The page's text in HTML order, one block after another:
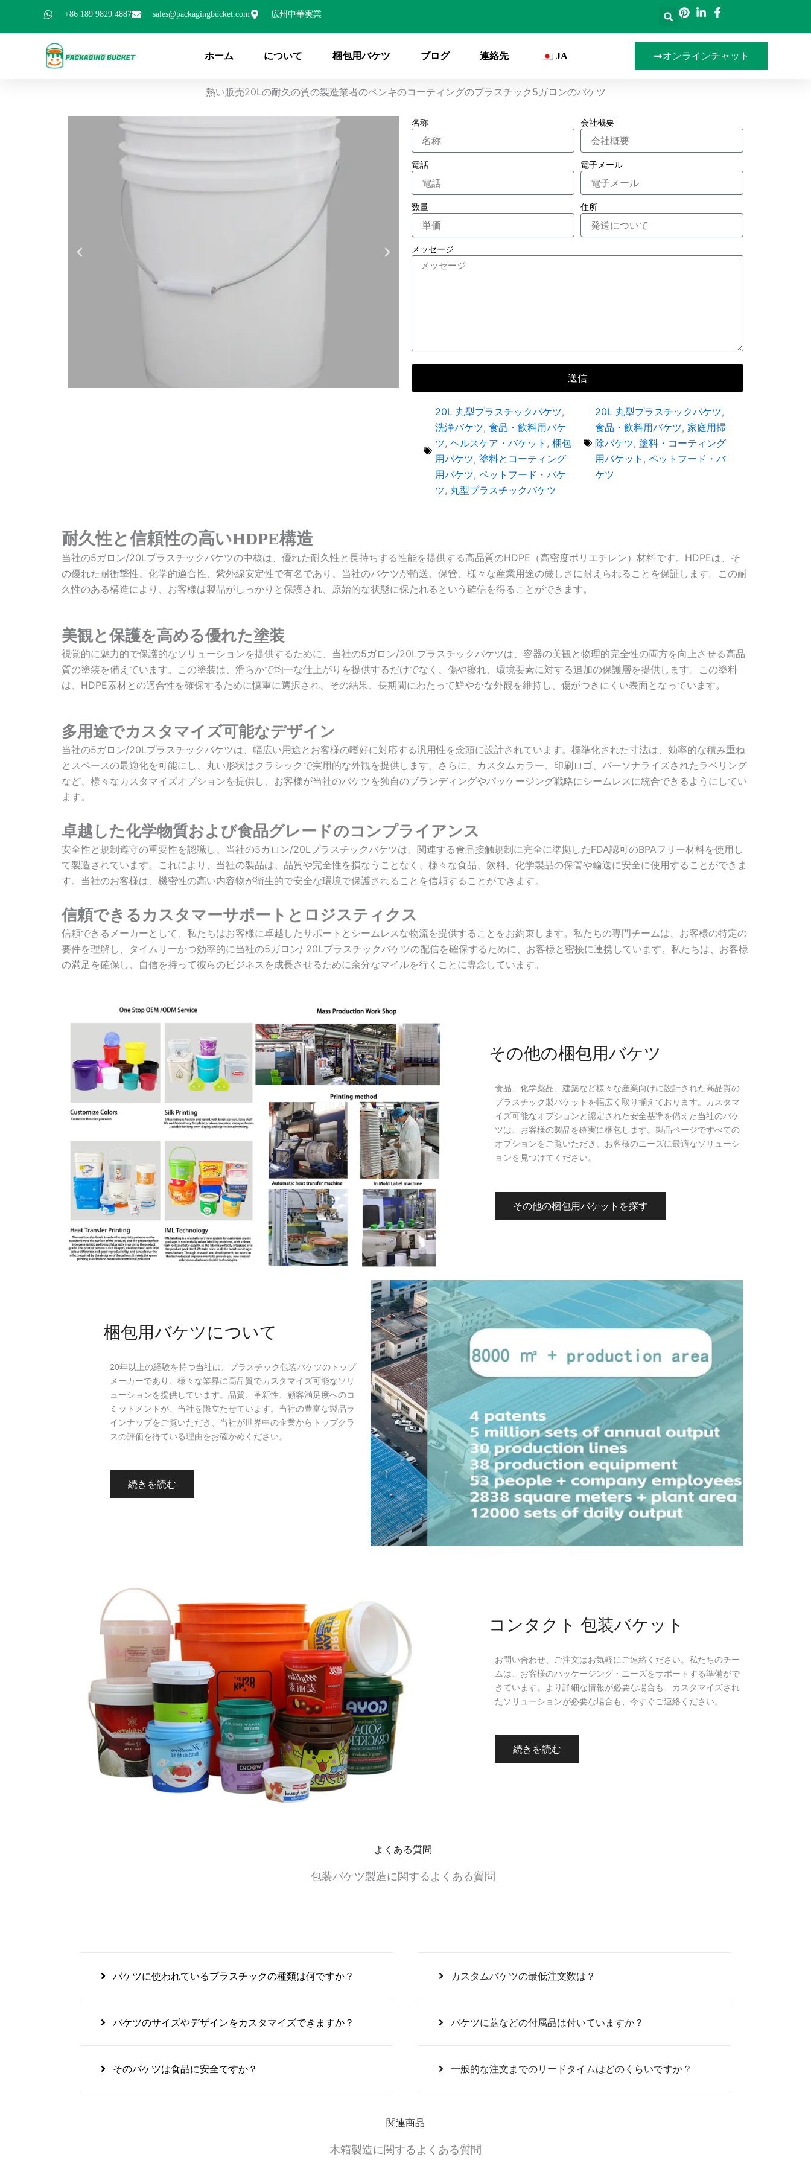
+86 189 9829 4887 sales@packagingbucket.com 広州中華実業
ホーム について 梱包用バケツ ブログ 連絡先 JA オンラインチャット
熱い販売20Lの耐久の質の製造業者のペンキのコーティングのプラスチック5ガロンのバケツ
名称 会社概要
電話 電子メール
数量 住所
メッセージ
送信
20L 丸型プラスチックバケツ,
洗浄バケツ, 食品・飲料用バケ
ツ, ヘルスケア・バケット , 梱包
用バケツ, 塗料とコーティング
用バケツ, ペットフード・バケ
ツ, 丸型プラスチックバケツ
20L 丸型プラスチックバケツ,
食品・飲料用バケツ, 家庭用掃
除バケツ, 塗料・コーティング
用バケット , ペットフード・バ
ケツ
耐久性と信頼性の高いHDPE構造
当社の5ガロン/20Lプラスチックバケツの中核は、優れた耐久性と長持ちする性能を提供する高品質のHDPE（高密度ポリエチレン）材料です。HDPEは、そ
の優れた耐衝撃性、化学的適合性、紫外線安定性で有名であり、当社のバケツが輸送、保管、様々な産業用途の厳しさに耐えられることを保証します。この耐
久性のある構造により、お客様は製品がしっかりと保護され、原始的な状態に保たれるという確信を得ることができます。
美観と保護を高める優れた塗装
視覚的に魅力的で保護的なソリューションを提供するために、当社の5ガロン/20Lプラスチックバケツは、容器の美観と物理的完全性の両方を向上させる高品
質の塗装を備えています。この塗装は、滑らかで均一な仕上がりを提供するだけでなく、傷や擦れ、環境要素に対する追加の保護層を提供します。この塗料
は、HDPE素材との適合性を確保するために慎重に選択され、その結果、長期間にわたって鮮やかな外観を維持し、傷がつきにくい表面となっています。
多用途でカスタマイズ可能なデザイン
当社の5ガロン/20Lプラスチックバケツは、幅広い用途とお客様の嗜好に対応する汎用性を念頭に設計されています。標準化された寸法は、効率的な積み重ね
とスペースの最適化を可能にし、丸い形状はクラシックで実用的な外観を提供します。さらに、カスタムカラー、印刷ロゴ、パーソナライズされたラベリング
など、様々なカスタマイズオプションを提供し、お客様が当社のバケツを独自のブランディングやパッケージング戦略にシームレスに統合できるようにしてい
ます。
卓越した化学物質および食品グレードのコンプライアンス
安全性と規制遵守の重要性を認識し、当社の5ガロン/20Lプラスチックバケツは、関連する食品接触規制に完全に準拠したFDA認可のBPAフリー材料を使用し
て製造されています。これにより、当社の製品は、品質や完全性を損なうことなく、様々な食品、飲料、化学製品の保管や輸送に安全に使用することができま
す。当社のお客様は、機密性の高い内容物が衛生的で安全な環境で保護されることを信頼することができます。
信頼できるカスタマーサポートとロジスティクス
信頼できるメーカーとして、私たちはお客様に卓越したサポートとシームレスな物流を提供することをお約束します。私たちの専門チームは、お客様の特定の
要件を理解し、タイムリーかつ効率的に当社の5ガロン/ 20Lプラスチックバケツの配信を確保するために、お客様と密接に連携しています。私たちは、お客様
の満足を確保し、自信を持って彼らのビジネスを成長させるために余分なマイルを行くことに専念しています。
その他の梱包用バケツ
食品、化学薬品、建築など様々な産業向けに設計された高品質の
プラスチック製バケットを幅広く取り揃えております。カスタマ
イズ可能なオプションと認定された安全基準を備えた当社のバケ
ツは、お客様の製品を確実に梱包します。製品ページですべての
オプションをご覧いただき、お客様のニーズに最適なソリューシ
ョンを見つけてください。
その他の梱包用バケットを探す
梱包用バケツについて
20年以上の経験を持つ当社は、プラスチック包装バケツのトップ
メーカーであり、様々な業界に高品質でカスタマイズ可能なソリ
ューションを提供しています。品質、革新性、顧客満足度へのコ
ミットメントが、当社を際立たせています。当社の豊富な製品ラ
インナップをご覧いただき、当社が世界中の企業からトップクラ
スの評価を得ている理由をお確かめください。
続きを読む
コンタクト 包装バケット
お問い合わせ、ご注文はお気軽にご連絡ください。私たちのチー
ムは、お客様のパッケージング・ニーズをサポートする準備がで
きています。より詳細な情報が必要な場合も、カスタマイズされ
たソリューションが必要な場合も、今すぐご連絡ください。
続きを読む
よくある質問
包装バケツ製造に関するよくある質問
バケツに使われているプラスチックの種類は何ですか？
バケツのサイズやデザインをカスタマイズできますか？
そのバケツは食品に安全ですか？
カスタムバケツの最低注文数は？
バケツに蓋などの付属品は付いていますか？
一般的な注文までのリードタイムはどのくらいですか？
関連商品
木箱製造に関するよくある質問